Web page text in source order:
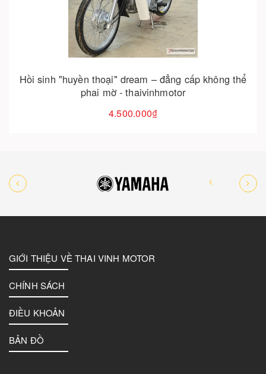
Hồi sinh "huyền thoại" dream – đẳng cấp không thể
phai mờ - thaivinhmotor
4.500.000₫
Cho vào giỏ hàng
GIỚI THIỆU VỀ THAI VINH MOTOR
CHÍNH SÁCH
ĐIỀU KHOẢN
BẢN ĐỒ